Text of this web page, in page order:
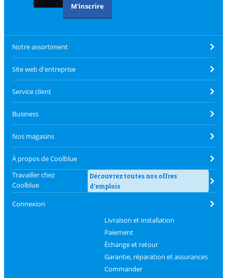
M'inscrire
Notre assortiment
Site web d'entreprise
Service client
Business
Nos magasins
À propos de Coolblue
Travailler chez
Coolblue
Découvrez toutes nos offres
d'emplois
Connexion
Livraison et installation
Paiement
Échange et retour
Garantie, réparation et assurances
Commander